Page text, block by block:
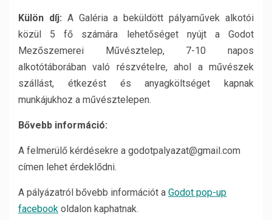
Külön díj: A Galéria a beküldött pályaművek alkotói
közül 5 fő számára lehetőséget nyújt a Godot
Mezőszemerei Művésztelep, 7-10 napos
alkotótáborában való részvételre, ahol a művészek
szállást, étkezést és anyagköltséget kapnak
munkájukhoz a művésztelepen.
Bővebb információ:
A felmerülő kérdésekre a godotpalyazat@gmail.com
címen lehet érdeklődni.
A pályázatról bővebb információt a Godot pop-up
facebook oldalon kaphatnak.